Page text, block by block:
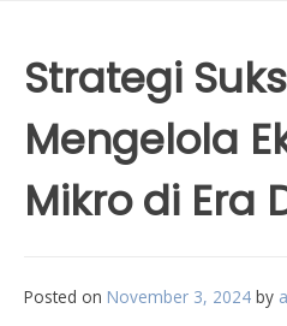
Strategi
Mengelola
Mikro di Era
Posted on November 3, 2024 by